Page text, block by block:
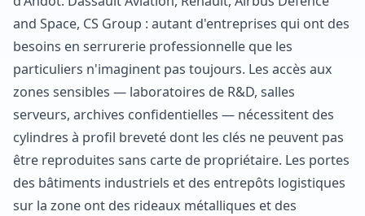
and Space, CS Group : autant d'entreprises qui ont des
besoins en serrurerie professionnelle que les
particuliers n'imaginent pas toujours. Les accès aux
zones sensibles — laboratoires de R&D, salles
serveurs, archives confidentielles — nécessitent des
cylindres à profil breveté dont les clés ne peuvent pas
être reproduites sans carte de propriétaire. Les portes
des bâtiments industriels et des entrepôts logistiques
sur la zone ont des rideaux métalliques et des